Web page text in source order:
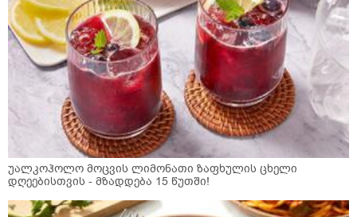
უალკოჰოლო მოცვის ლიმონათი ზაფხულის ცხელი
დღეებისთვის - მზადდება 15 წუთში!